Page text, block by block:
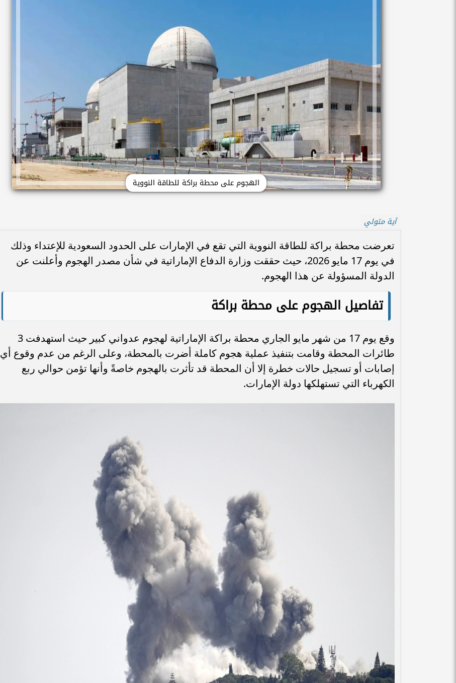
الهجوم على محطة براكة للطاقة النووية
آية متولي
تعرضت محطة براكة للطاقة النووية التي تقع في الإمارات على الحدود السعودية للإعتداء وذلك
في يوم 17 مايو 2026، حيث حققت وزارة الدفاع الإماراتية في شأن مصدر الهجوم وأعلنت عن
الدولة المسؤولة عن هذا الهجوم.
تفاصيل الهجوم على محطة براكة
وقع يوم 17 من شهر مايو الجاري محطة براكة الإماراتية لهجوم عدواني كبير حيث استهدفت 3
طائرات المحطة وقامت بتنفيذ عملية هجوم كاملة أضرت بالمحطة، وعلى الرغم من عدم وقوع أي
إصابات أو تسجيل حالات خطرة إلا أن المحطة قد تأثرت بالهجوم خاصةً وأنها تؤمن حوالي ربع
الكهرباء التي تستهلكها دولة الإمارات.